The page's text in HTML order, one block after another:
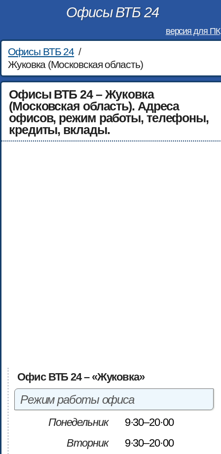
Офисы ВТБ 24
версия для ПК
Офисы ВТБ 24 /
Жуковка (Московская область)
Офисы ВТБ 24 – Жуковка
(Московская область). Адреса
офисов, режим работы, телефоны,
кредиты, вклады.
Офис ВТБ 24 – «Жуковка»
Режим работы офиса
Понедельник
9·30–20·00
Вторник
9·30–20·00